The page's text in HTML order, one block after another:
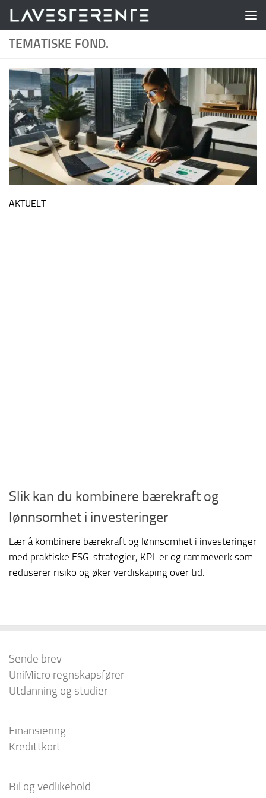
Skip to content
TEMATISKE FOND.
AKTUELT
Slik kan du kombinere bærekraft og
lønnsomhet i investeringer
Lær å kombinere bærekraft og lønnsomhet i investeringer
med praktiske ESG-strategier, KPI-er og rammeverk som
reduserer risiko og øker verdiskaping over tid.
Sende brev
UniMicro regnskapsfører
Utdanning og studier
Finansiering
Kredittkort
Bil og vedlikehold